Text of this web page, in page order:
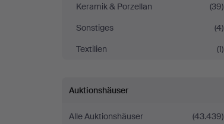
Keramik & Porzellan
(39)
Sonstiges
(4)
Textilien
(1)
Auktionshäuser
Alle Auktionshäuser
(43.439)